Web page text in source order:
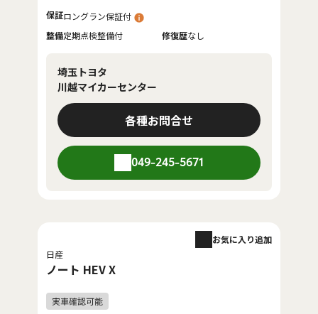
保証ロングラン保証付
整備定期点検整備付 修復歴なし
埼玉トヨタ
川越マイカーセンター
各種お問合せ
049-245-5671
日産
ノート HEV X
お気に入り追加